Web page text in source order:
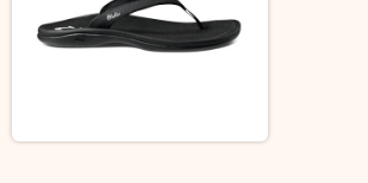
SCHUHE
SCHUHE